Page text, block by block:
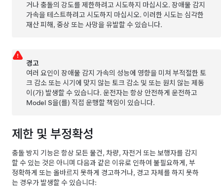
거나 충돌의 강도를 제한하려고 시도하지 마십시오. 장애물 감지
가속을 테스트하려고 시도하지 마십시오. 이러한 시도는 심각한
재산 피해, 중상 또는 사망을 유발할 수 있습니다.
경고
여러 요인이 장애물 감지 가속의 성능에 영향을 미쳐 부적절한 토
크 감소 또는 시기에 맞지 않는 토크 감소 및 또는 원치 않는 제동
이(가) 발생할 수 있습니다. 운전자는 항상 안전하게 운전하고
Model S을(를) 직접 운행할 책임이 있습니다.
제한 및 부정확성
충돌 방지 기능은 항상 모든 물건, 차량, 자전거 또는 보행자를 감지
할 수 있는 것은 아니며 다음과 같은 이유로 인하여 불필요하게, 부
정확하게 또는 올바르지 못하게 경고하거나, 경고 자체를 하지 못하
는 경우가 발생할 수 있습니다: